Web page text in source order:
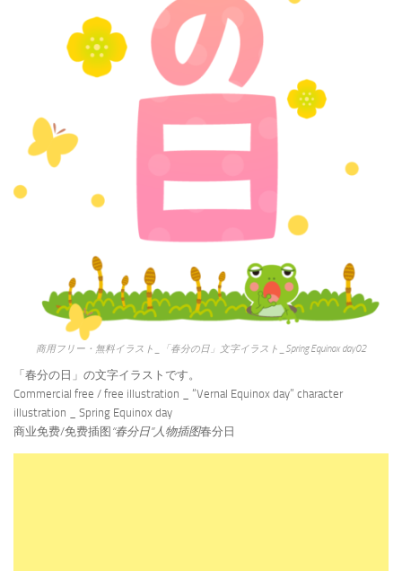
商用フリー・無料イラスト_「春分の日」文字イラスト_Spring Equinox day02
「春分の日」の文字イラストです。
Commercial free / free illustration _ “Vernal Equinox day” character
illustration _ Spring Equinox day
商业免费/免费插图 “春分日”人物插图春分日